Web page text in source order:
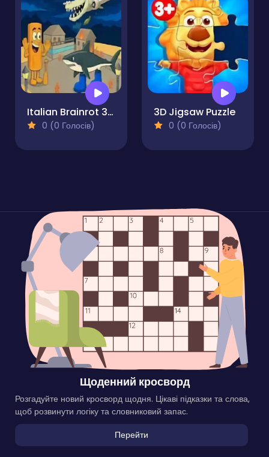
Italian Brainrot 3D Puzzle
0 (0 Голосів)
3D Jigsaw Puzzle
0 (0 Голосів)
Щоденний кросворд
Розгадуйте новий кросворд щодня. Цікаві підказки та слова,
щоб розвинути логіку та словниковий запас.
Перейти